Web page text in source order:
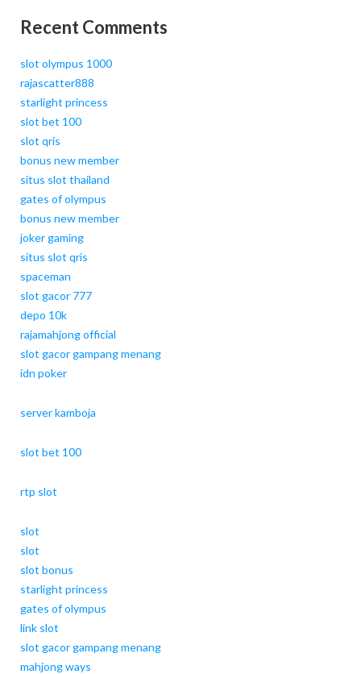
Recent Comments
slot olympus 1000
rajascatter888
starlight princess
slot bet 100
slot qris
bonus new member
situs slot thailand
gates of olympus
bonus new member
joker gaming
situs slot qris
spaceman
slot gacor 777
depo 10k
rajamahjong official
slot gacor gampang menang
idn poker
server kamboja
slot bet 100
rtp slot
slot
slot
slot bonus
starlight princess
gates of olympus
link slot
slot gacor gampang menang
mahjong ways